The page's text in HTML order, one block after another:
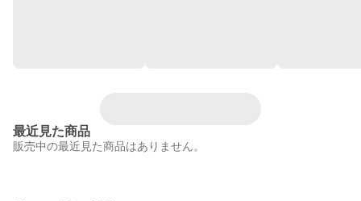
最近見た商品
販売中の最近見た商品はありません。